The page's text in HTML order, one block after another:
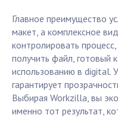
Главное преимущество
макет, а комплексное
контролировать
получить файл, готовый
использованию в digital.
гарантирует
Выбирая Workzilla, вы
именно тот результат,